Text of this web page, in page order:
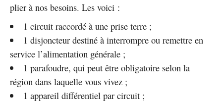
plier à nos besoins. Les voici :
1 circuit raccordé à une prise terre ;
1 disjoncteur destiné à interrompre ou remettre en
service l’alimentation générale ;
1 parafoudre, qui peut être obligatoire selon la
région dans laquelle vous vivez ;
1 appareil différentiel par circuit ;